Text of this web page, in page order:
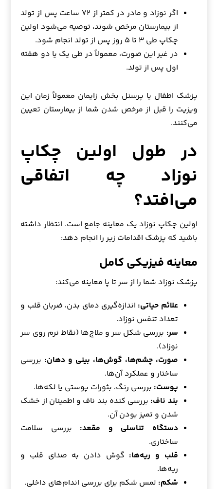
اگر نوزاد و مادر در کمتر از ۷۲ ساعت پس از تولد
از بیمارستان مرخص شوند، توصیه می‌شود اولین
چکاپ طی ۳ تا ۵ روز پس از تولد انجام شود.
در غیر این صورت، معمولاً در طی یک یا دو هفته
اول پس از تولد.
پزشک اطفال یا پرسنل بخش زایمان معمولاً زمان این
ویزیت را قبل از مرخص شدن شما از بیمارستان تعیین
می‌کنند.
در طول اولین چکاپ
نوزاد چه اتفاقی
می‌افتد؟
اولین چکاپ نوزاد یک معاینه جامع است. انتظار داشته
باشید که پزشک اقدامات زیر را انجام دهد:
معاینه فیزیکی کامل
پزشک نوزاد شما را از سر تا پا معاینه می‌کند:
علائم حیاتی: اندازه‌گیری دمای بدن، ضربان قلب و
تعداد تنفس نوزاد.
سر: بررسی شکل سر و ملاج‌ها (نقاط نرم روی سر
نوزاد).
صورت، چشم‌ها، گوش‌ها، بینی و دهان: بررسی
ساختار و عملکرد آن‌ها.
پوست: بررسی رنگ، بثورات پوستی یا لکه‌ها.
بند ناف: بررسی کنده بند ناف و اطمینان از خشک
شدن و تمیز بودن آن.
دستگاه تناسلی و مقعد: بررسی سلامت
ساختاری.
قلب و ریه‌ها: گوش دادن به صدای قلب و
ریه‌ها.
شکم: لمس شکم برای بررسی اندام‌های داخلی.